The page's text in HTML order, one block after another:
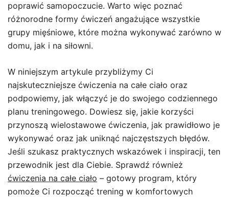
poprawić samopoczucie. Warto więc poznać
różnorodne formy ćwiczeń angażujące wszystkie
grupy mięśniowe, które można wykonywać zarówno w
domu, jak i na siłowni.
W niniejszym artykule przybliżymy Ci
najskuteczniejsze ćwiczenia na całe ciało oraz
podpowiemy, jak włączyć je do swojego codziennego
planu treningowego. Dowiesz się, jakie korzyści
przynoszą wielostawowe ćwiczenia, jak prawidłowo je
wykonywać oraz jak uniknąć najczęstszych błędów.
Jeśli szukasz praktycznych wskazówek i inspiracji, ten
przewodnik jest dla Ciebie. Sprawdź również
ćwiczenia na całe ciało – gotowy program, który
pomoże Ci rozpocząć trening w komfortowych